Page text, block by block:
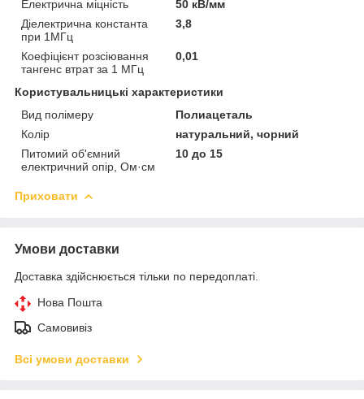
Електрична міцність
50 кВ/мм
Діелектрична константа
при 1МГц
3,8
Коефіцієнт розсіювання
тангенс втрат за 1 МГц
0,01
Користувальницькі характеристики
Вид полімеру
Полиацеталь
Колір
натуральний, чорний
Питомий об'ємний
електричний опір, Ом·см
10 до 15
Приховати
Умови доставки
Доставка здійснюється тільки по передоплаті.
Нова Пошта
Самовивіз
Всі умови доставки